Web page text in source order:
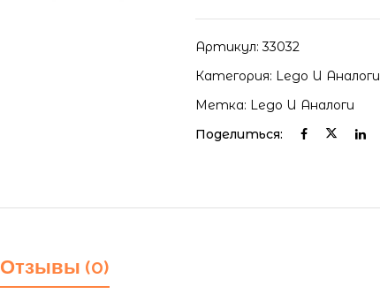
Артикул:33032
Категория: Lego И Аналоги
Метка: Lego И Аналоги
Поделиться:
Отзывы (0)